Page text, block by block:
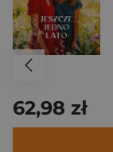
62,98 zł